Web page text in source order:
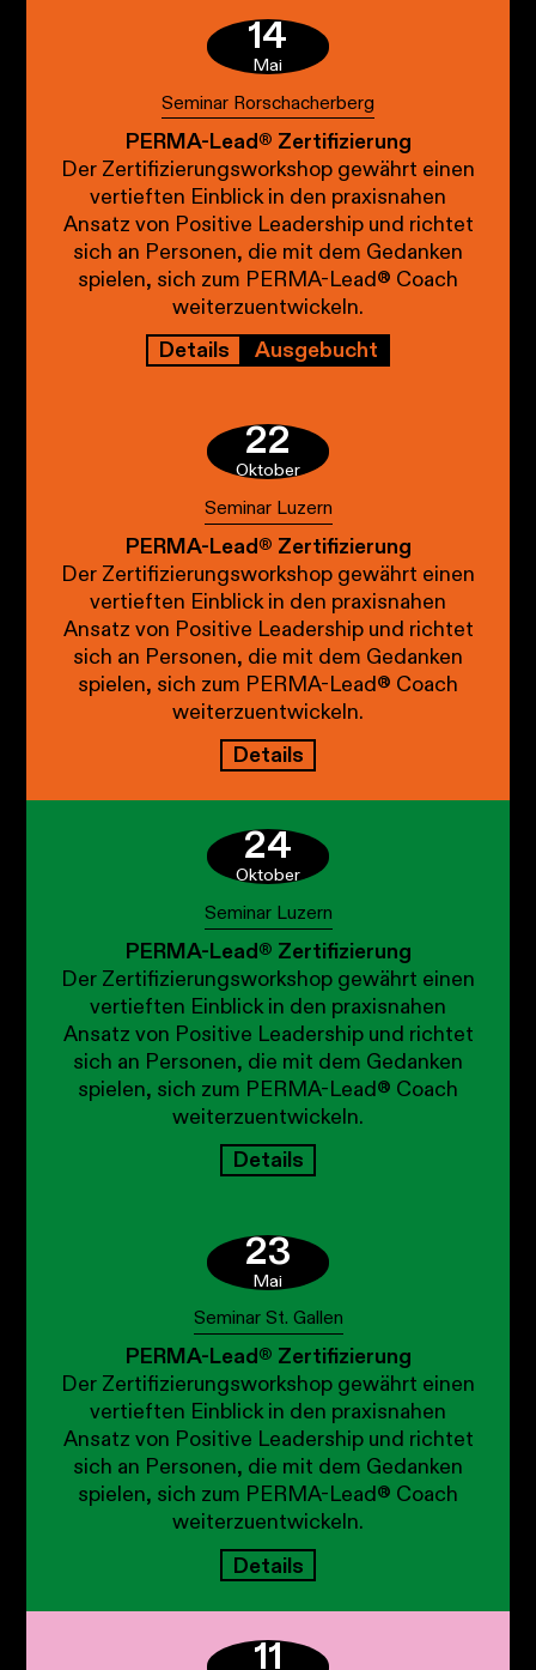
14
Mai
Seminar Rorschacherberg
PERMA-Lead® Zertifizierung
Der Zertifizierungsworkshop gewährt einen
vertieften Einblick in den praxisnahen
Ansatz von Positive Leadership und richtet
sich an Personen, die mit dem Gedanken
spielen, sich zum PERMA-Lead® Coach
weiterzuentwickeln.
Details
Ausgebucht
22
Oktober
Seminar Luzern
PERMA-Lead® Zertifizierung
Der Zertifizierungsworkshop gewährt einen
vertieften Einblick in den praxisnahen
Ansatz von Positive Leadership und richtet
sich an Personen, die mit dem Gedanken
spielen, sich zum PERMA-Lead® Coach
weiterzuentwickeln.
Details
24
Oktober
Seminar Luzern
PERMA-Lead® Zertifizierung
Der Zertifizierungsworkshop gewährt einen
vertieften Einblick in den praxisnahen
Ansatz von Positive Leadership und richtet
sich an Personen, die mit dem Gedanken
spielen, sich zum PERMA-Lead® Coach
weiterzuentwickeln.
Details
23
Mai
Seminar St. Gallen
PERMA-Lead® Zertifizierung
Der Zertifizierungsworkshop gewährt einen
vertieften Einblick in den praxisnahen
Ansatz von Positive Leadership und richtet
sich an Personen, die mit dem Gedanken
spielen, sich zum PERMA-Lead® Coach
weiterzuentwickeln.
Details
11